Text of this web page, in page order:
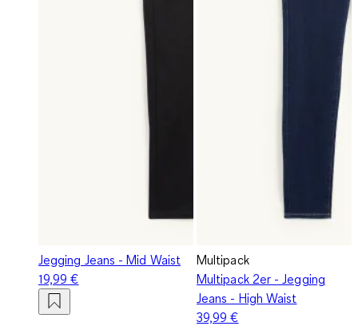
Jegging Jeans - Mid Waist
19,99 €
Multipack
Multipack 2er - Jegging
Jeans - High Waist
39,99 €